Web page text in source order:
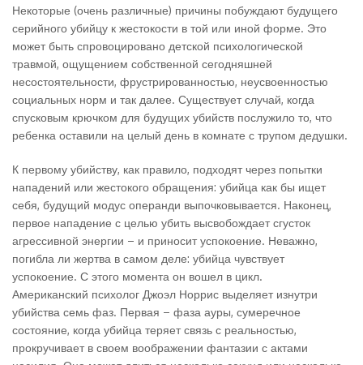
Некоторые (очень различные) причины побуждают будущего
серийного убийцу к жестокости в той или иной форме. Это
может быть спровоцировано детской психологической
травмой, ощущением собственной сегодняшней
несостоятельности, фрустрированностью, неусвоенностью
социальных норм и так далее. Существует случай, когда
спусковым крючком для будущих убийств послужило то, что
ребенка оставили на целый день в комнате с трупом дедушки.
К первому убийству, как правило, подходят через попытки
нападений или жестокого обращения: убийца как бы ищет
себя, будущий модус операнди выпочковывается. Наконец,
первое нападение с целью убить высвобождает сгусток
агрессивной энергии – и приносит успокоение. Неважно,
погибла ли жертва в самом деле: убийца чувствует
успокоение. С этого момента он вошел в цикл.
Американский психолог Джоэл Норрис выделяет изнутри
убийства семь фаз. Первая – фаза ауры, сумеречное
состояние, когда убийца теряет связь с реальностью,
прокручивает в своем воображении фантазии с актами